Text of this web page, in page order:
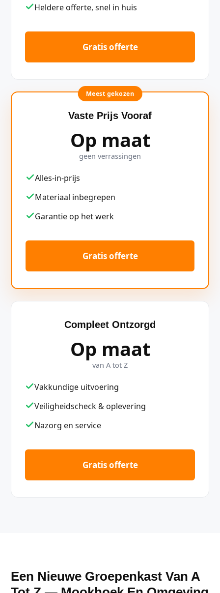
Heldere offerte, snel in huis
Gratis offerte
Meest gekozen
Vaste Prijs Vooraf
Op maat
geen verrassingen
Alles-in-prijs
Materiaal inbegrepen
Garantie op het werk
Gratis offerte
Compleet Ontzorgd
Op maat
van A tot Z
Vakkundige uitvoering
Veiligheidscheck & oplevering
Nazorg en service
Gratis offerte
Een Nieuwe Groepenkast Van A